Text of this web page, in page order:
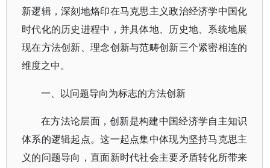
新逻辑，深刻地烙印在马克思主义政治经济学中国化
时代化的历史进程中，并具体地、历史地、系统地展
现在方法创新、理念创新与范畴创新三个紧密相连的
维度之中。
一、以问题导向为标志的方法创新
在方法论层面，创新是构建中国经济学自主知识
体系的逻辑起点。这一起点集中体现为坚持马克思主
义的问题导向，直面新时代社会主要矛盾转化所带来